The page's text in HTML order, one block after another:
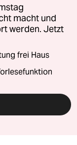
macht und
werden. Jetzt
frei Haus